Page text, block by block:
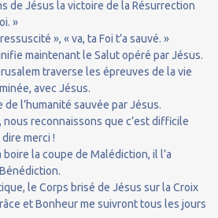
de Jésus la victoire de la Résurrection
»
», « va, ta Foi t’a sauvé. »
maintenant le Salut opéré par Jésus.
traverse les épreuves de la vie
avec Jésus.
l’humanité sauvée par Jésus.
reconnaissons que c’est difficile
merci !
la coupe de Malédiction, il l’a
le Corps brisé de Jésus sur la Croix
et Bonheur me suivront tous les jours